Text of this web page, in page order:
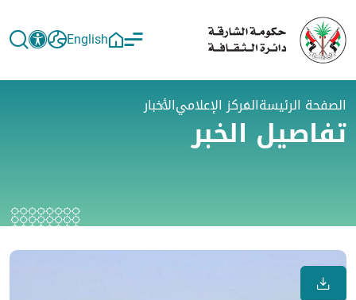
English
الصفحة الرئيسةالمركز الإعلاميالأخبار
تفاصيل الخبر